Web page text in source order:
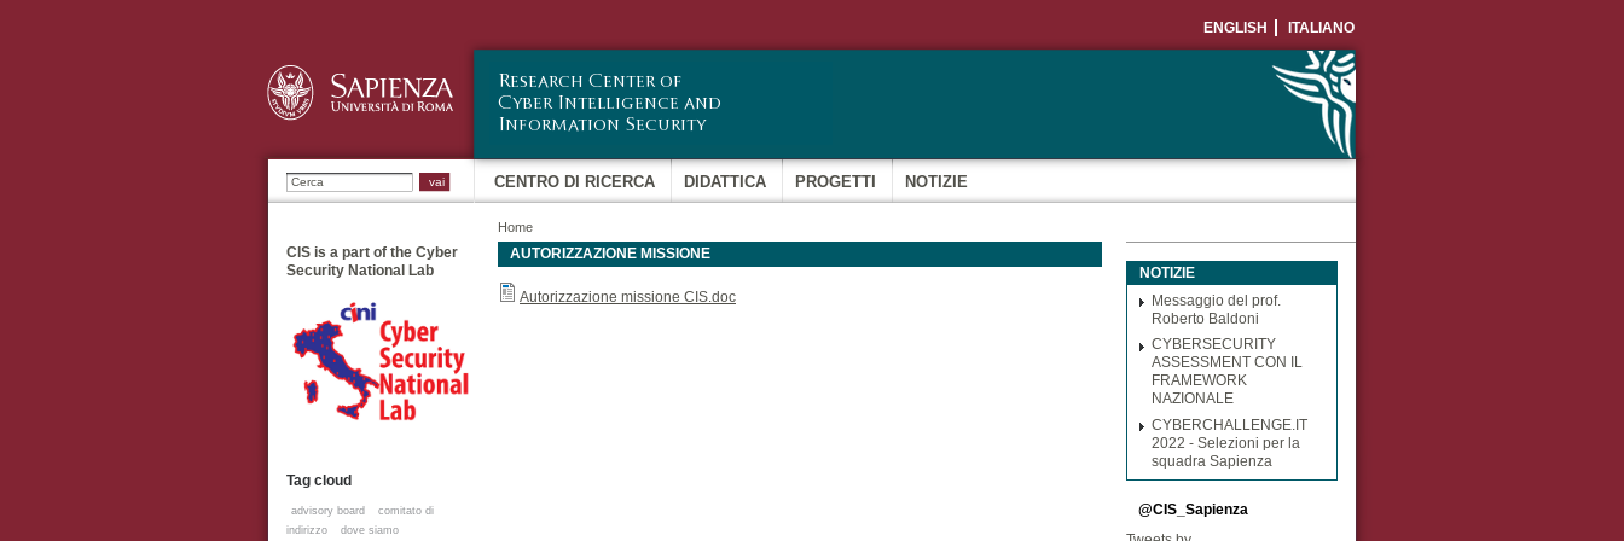
ENGLISH ITALIANO
Ricerca CENTRO DI RICERCA DIDATTICA PROGETTI NOTIZIE
Home
CIS is a part of the Cyber
Security National Lab
Tag cloud
advisory board
comitato di
indirizzo
dove siamo
NOTIZIE
Messaggio del prof.
Roberto Baldoni
CYBERSECURITY
ASSESSMENT CON IL
FRAMEWORK
NAZIONALE
CYBERCHALLENGE.IT
2022 - Selezioni per la
squadra Sapienza
@CIS_Sapienza
AUTORIZZAZIONE MISSIONE
Autorizzazione missione CIS.doc